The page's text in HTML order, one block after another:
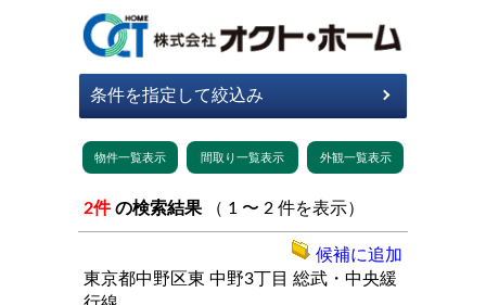
2件 の検索結果 （ 1 〜 2 件を表示）
東京都中野区東 中野3丁目 総武・中央緩
候補に追加